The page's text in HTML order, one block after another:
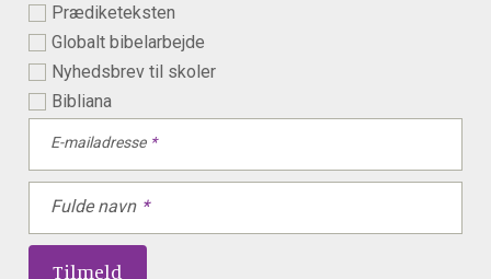
Prædiketeksten
Globalt bibelarbejde
Nyhedsbrev til skoler
Bibliana
E-mailadresse
Fulde navn